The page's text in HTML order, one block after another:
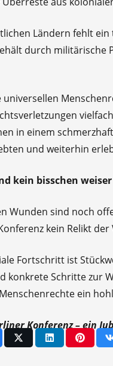
Ländern fehlt
durch militärische
universellen
in einem
und weiterhin
kein bisschen weiser
Wunden sind noch
kein Relikt
Fortschritt ist
konkrete Schritte zur
ein
Konferenz – ein